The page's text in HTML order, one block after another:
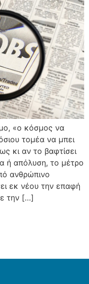
«ο κόσμος να
τομέα να μπει
κι αν το βαφτίσει
ή απόλυση, το μέτρο
ανθρώπινο
εκ νέου την επαφή
την […]